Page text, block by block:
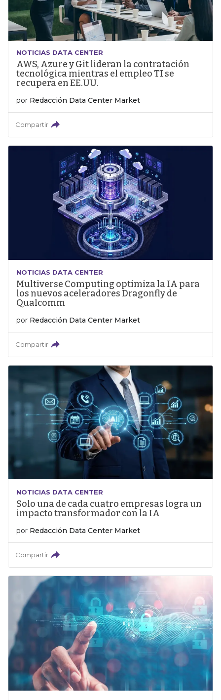
NOTICIAS DATA CENTER
AWS, Azure y Git lideran la contratación
tecnológica mientras el empleo TI se
recupera en EE.UU.
por Redacción Data Center Market
Compartir
NOTICIAS DATA CENTER
Multiverse Computing optimiza la IA para
los nuevos aceleradores Dragonfly de
Qualcomm
por Redacción Data Center Market
Compartir
NOTICIAS DATA CENTER
Solo una de cada cuatro empresas logra un
impacto transformador con la IA
por Redacción Data Center Market
Compartir